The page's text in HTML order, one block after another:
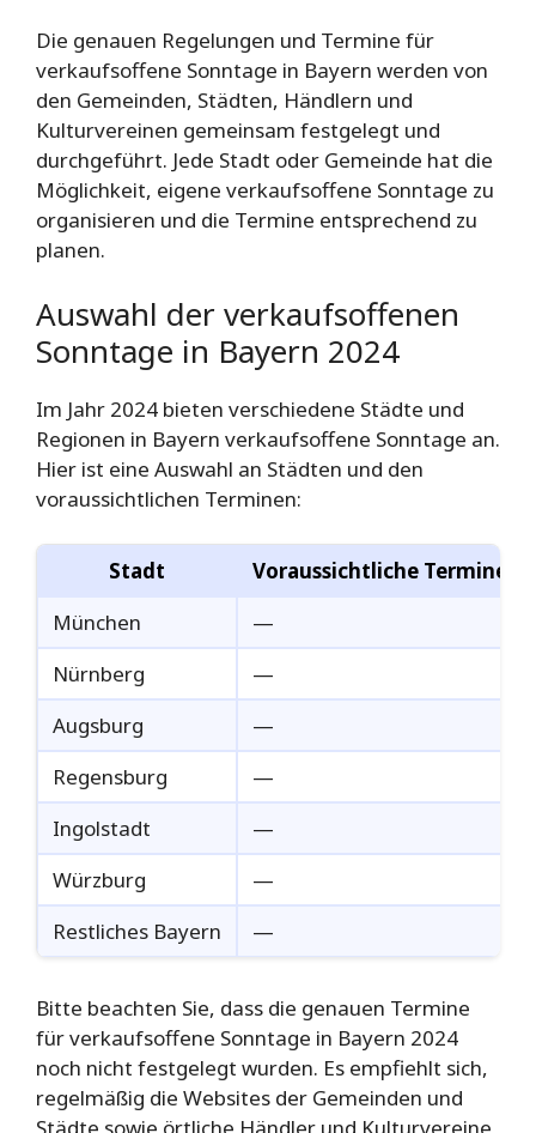
Die genauen Regelungen und Termine für
verkaufsoffene Sonntage in Bayern werden von
den Gemeinden, Städten, Händlern und
Kulturvereinen gemeinsam festgelegt und
durchgeführt. Jede Stadt oder Gemeinde hat die
Möglichkeit, eigene verkaufsoffene Sonntage zu
organisieren und die Termine entsprechend zu
planen.
Auswahl der verkaufsoffenen
Sonntage in Bayern 2024
Im Jahr 2024 bieten verschiedene Städte und
Regionen in Bayern verkaufsoffene Sonntage an.
Hier ist eine Auswahl an Städten und den
voraussichtlichen Terminen:
Stadt
Voraussichtliche Termine
München
—
Nürnberg
—
Augsburg
—
Regensburg
—
Ingolstadt
—
Würzburg
—
Restliches Bayern
—
Bitte beachten Sie, dass die genauen Termine
für verkaufsoffene Sonntage in Bayern 2024
noch nicht festgelegt wurden. Es empfiehlt sich,
regelmäßig die Websites der Gemeinden und